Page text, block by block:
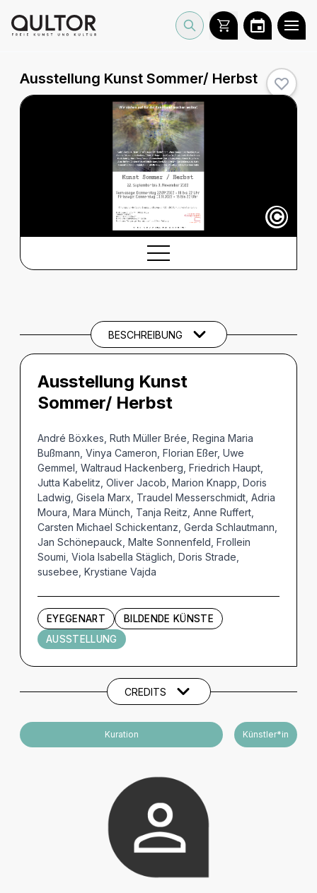
Ausstellung Kunst Sommer/ Herbst
©
BESCHREIBUNG
Ausstellung Kunst
Sommer/ Herbst
André Böxkes, Ruth Müller Brée, Regina Maria
Bußmann, Vinya Cameron, Florian Eßer, Uwe
Gemmel, Waltraud Hackenberg, Friedrich Haupt,
Jutta Kabelitz, Oliver Jacob, Marion Knapp, Doris
Ladwig, Gisela Marx, Traudel Messerschmidt, Adria
Moura, Mara Münch, Tanja Reitz, Anne Ruffert,
Carsten Michael Schickentanz, Gerda Schlautmann,
Jan Schönepauck, Malte Sonnenfeld, Frollein
Soumi, Viola Isabella Stäglich, Doris Strade,
susebee, Krystiane Vajda
EYEGENART
BILDENDE KÜNSTE
AUSSTELLUNG
Künstler und Beteiligte
CREDITS
Kuration Künstler*in